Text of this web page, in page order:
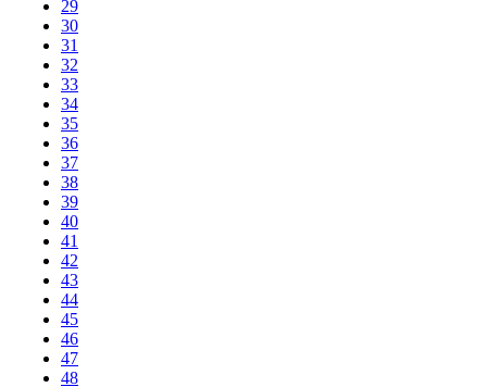
29
30
31
32
33
34
35
36
37
38
39
40
41
42
43
44
45
46
47
48